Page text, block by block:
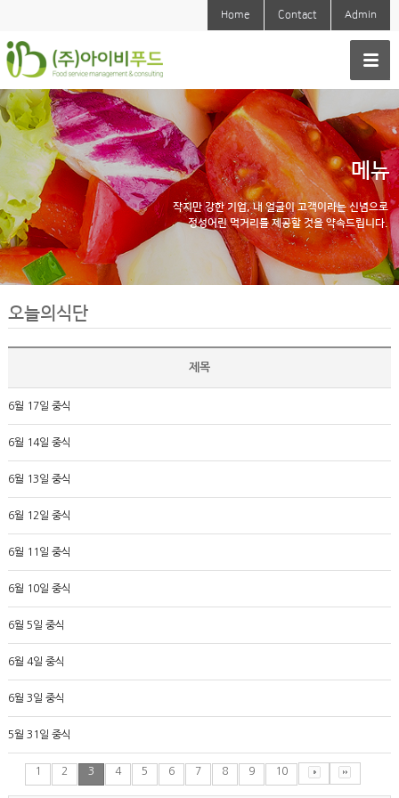
Home Contact Admin
메뉴
작지만 강한 기업, 내 얼굴이 고객이라는 신념으로
정성어린 먹거리를 제공할 것을 약속드립니다.
오늘의식단
제목
6월 17일 중식
6월 14일 중식
6월 13일 중식
6월 12일 중식
6월 11일 중식
6월 10일 중식
6월 5일 중식
6월 4일 중식
6월 3일 중식
5월 31일 중식
1 2 3 4 5 6 7 8 9 10